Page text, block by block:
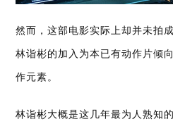
然而，这部电影实际上却并未拍
林诣彬的加入为本已有动作片倾
作元素。
林诣彬大概是这几年最为人熟知